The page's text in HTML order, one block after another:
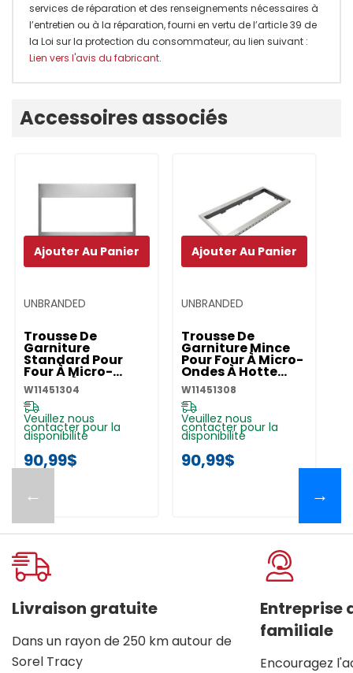
services de réparation et des renseignements nécessaires à
l’entretien ou à la réparation, fourni en vertu de l’article 39 de
la Loi sur la protection du consommateur, au lien suivant :
Lien vers l'avis du fabricant.
Accessoires associés
←
UNBRANDED
Trousse De
Garniture
Standard Pour
Four À Micro-
Ondes À Hotte
Intégrée Et Profil
Bas - Acier
Inoxydable
W11451304
W11451304
Veuillez nous
contacter pour la
disponibilité
90,99$
Ajouter Au Panier
UNBRANDED
Trousse De
Garniture Mince
Pour Four À Micro-
Ondes À Hotte
Intégrée Et Profil
Bas - Acier
Inoxydable
W11451308
W11451308
Veuillez nous
contacter pour la
disponibilité
90,99$
Ajouter Au Panier
→
Livraison gratuite
Dans un rayon de 250 km autour de
Sorel Tracy
Entreprise
familiale
Encouragez